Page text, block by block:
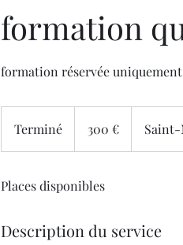
formation
formation réservée
Terminé
e
m
n
300 €
Places disponibles
Description du service